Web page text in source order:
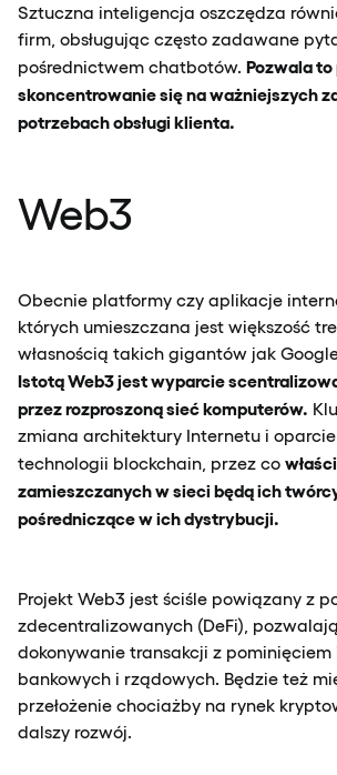
Sztuczna inteligencja oszczędza
firm, obsługując często zadawane
pośrednictwem chatbotów. Pozwala
skoncentrowanie się na ważniejszych
potrzebach obsługi klienta.
Web3
Obecnie platformy czy aplikacje
których umieszczana jest większość
własnością takich gigantów jak
Istotą Web3 jest wyparcie
przez rozproszoną sieć komputerów.
zmiana architektury Internetu i
technologii blockchain, przez co
zamieszczanych w sieci będą ich
pośredniczące w ich dystrybucji.
Projekt Web3 jest ściśle powiązany z
zdecentralizowanych (DeFi),
dokonywanie transakcji z pominięciem
bankowych i rządowych. Będzie też
przełożenie chociażby na rynek
dalszy rozwój.